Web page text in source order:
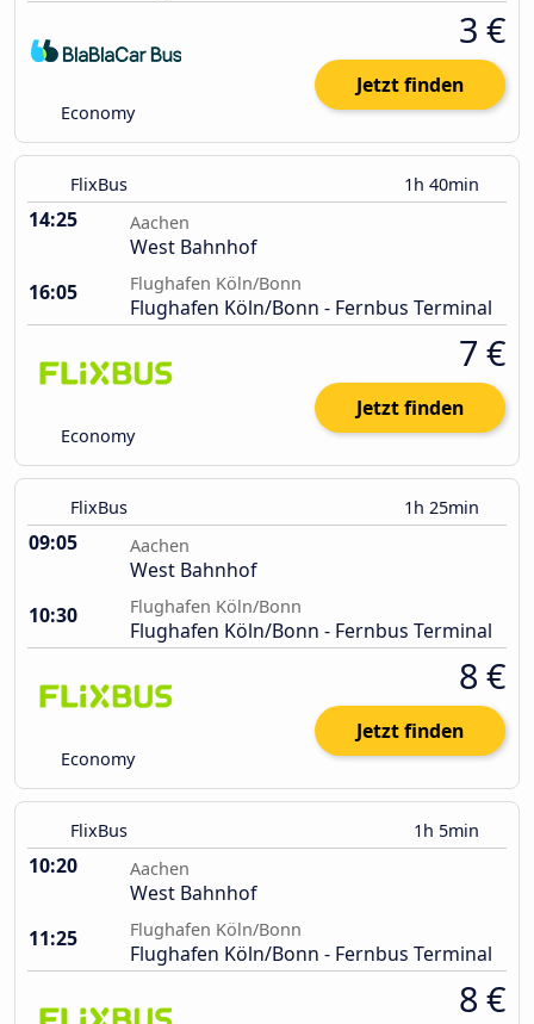
Economy
3 €
Jetzt finden
FlixBus 1h 40min
14:25 Aachen
West Bahnhof
16:05
Flughafen Köln/Bonn
Flughafen Köln/Bonn - Fernbus Terminal
Economy
7 €
Jetzt finden
FlixBus 1h 25min
09:05 Aachen
West Bahnhof
10:30
Flughafen Köln/Bonn
Flughafen Köln/Bonn - Fernbus Terminal
Economy
8 €
Jetzt finden
FlixBus 1h 5min
10:20 Aachen
West Bahnhof
11:25
Flughafen Köln/Bonn
Flughafen Köln/Bonn - Fernbus Terminal
8 €